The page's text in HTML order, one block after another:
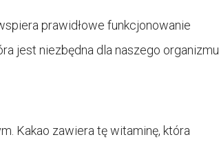
prawidłowe funkcjonowanie
jest niezbędna dla naszego organizmu.
Kakao zawiera tę witaminę, która